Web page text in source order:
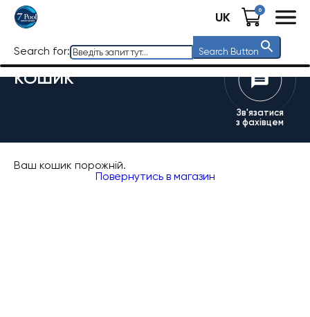
UK 0
Search for: Search Button
КОШИК
Зв'язатися
з фахівцем
Ваш кошик порожній.
Повернутись в магазин